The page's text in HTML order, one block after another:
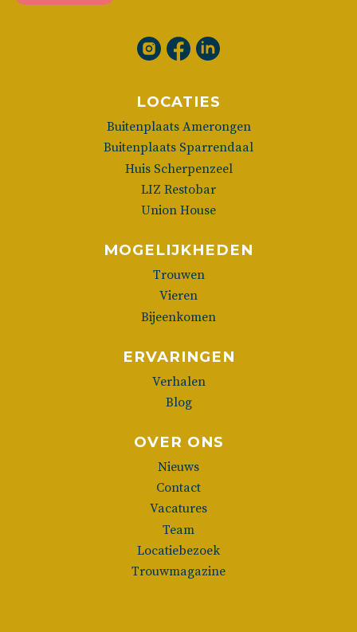
LOCATIES
Buitenplaats Amerongen
Buitenplaats Sparrendaal
Huis Scherpenzeel
LIZ Restobar
Union House
MOGELIJKHEDEN
Trouwen
Vieren
Bijeenkomen
ERVARINGEN
Verhalen
Blog
OVER ONS
Nieuws
Contact
Vacatures
Team
Locatiebezoek
Trouwmagazine